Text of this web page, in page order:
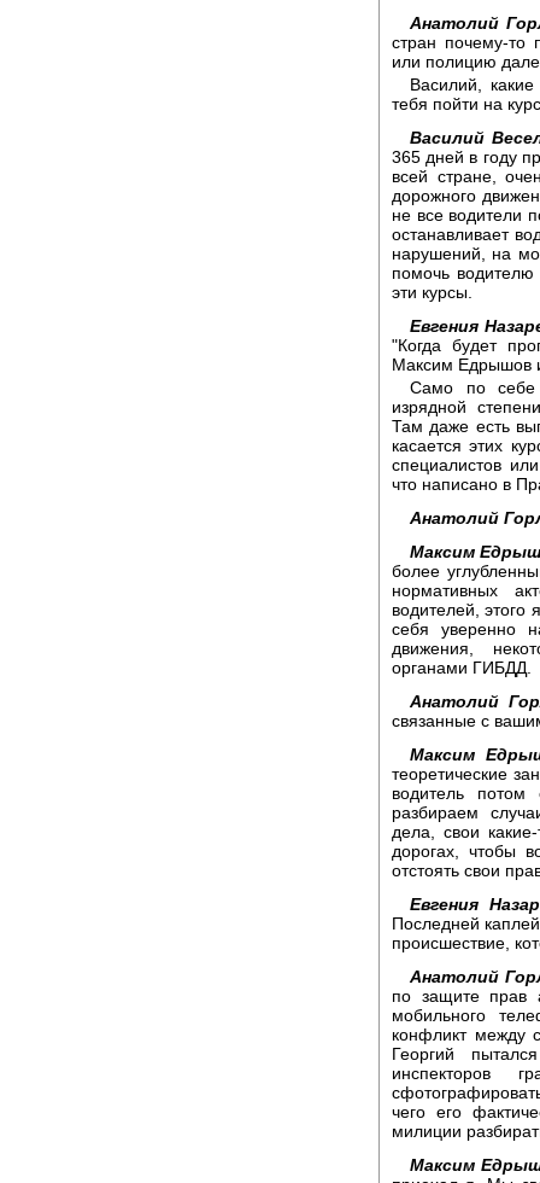
Анатолий
стран почему-то
или полицию
Василий,
тебя пойти на
Василий
365 дней в году
всей стране,
дорожного
не все водители
останавливает
нарушений, на
помочь
эти курсы.
Евгения
"Когда будет
Максим Едрышов
Само по себе
изрядной
Там даже есть
касается этих
специалистов
что написано в
Анатолий
Максим
более
нормативных
водителей, этого
себя уверенно
движения,
органами ГИБДД.
Анатолий
связанные с
Максим
теоретические
водитель
разбираем
дела, свои
дорогах, чтобы
отстоять свои
Евгения
Последней
происшествие,
Анатолий
по защите прав
мобильного
конфликт между
Георгий
инспекторов
чего его
милиции
Максим